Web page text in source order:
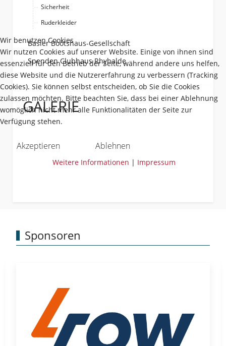
Sicherheit
Ruderkleider
Basler Bootshaus-Gesellschaft
Spenden Clubhaus Rhyhalde
GALERIE
Sponsoren
Wir benutzen Cookies
Wir nutzen Cookies auf unserer Website. Einige von ihnen sind
essenziell für den Betrieb der Seite, während andere uns helfen,
diese Website und die Nutzererfahrung zu verbessern (Tracking
Cookies). Sie können selbst entscheiden, ob Sie die Cookies
zulassen möchten. Bitte beachten Sie, dass bei einer Ablehnung
womöglich nicht mehr alle Funktionalitäten der Seite zur
Verfügung stehen.
Akzeptieren Ablehnen
Weitere Informationen | Impressum